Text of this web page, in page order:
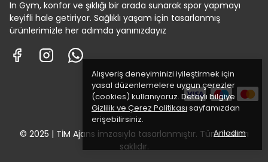
Alışveriş deneyiminizi iyileştirmek için
yasal düzenlemelere uygun çerezler
(cookies) kullanıyoruz. Detaylı bilgiye
Gizlilik ve Çerez Politikası sayfamızdan
erişebilirsiniz.
Anladım
In Gym, konfor ve şıklığı bir arada sunarak spor yapmayı
keyifli hale getiriyor. Sağlıklı yaşam için tasarlanmış
ürünlerimizle her adımda yanınızdayız
© 2025 | TİM Ajans imzasıyla tasarlanmıştır. Tüm hakları
saklıdır.